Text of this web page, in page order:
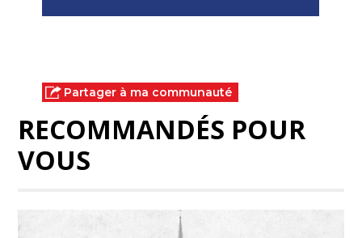
Partager à ma communauté
RECOMMANDÉS POUR
VOUS